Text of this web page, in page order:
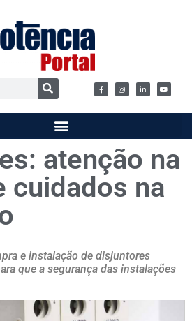
atenção na
cuidados na
e instalação de disjuntores
que a segurança das instalações